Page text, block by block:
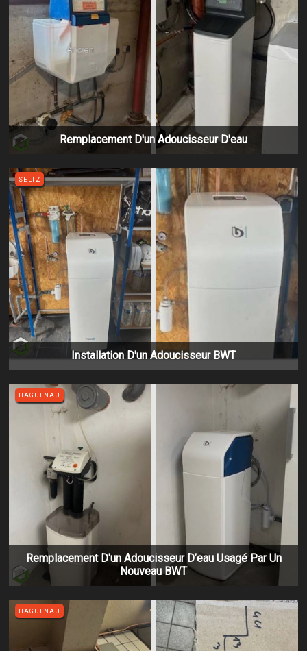
Remplacement D'un Adoucisseur D'eau
Installation D'un Adoucisseur BWT
SELTZ
Remplacement D'un Adoucisseur D’eau Usagé Par Un
Nouveau BWT
HAGUENAU
HAGUENAU